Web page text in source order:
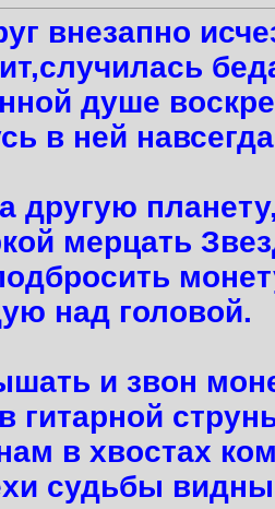
внезапно
душе
в ней
другую
мерцать
над головой.
и звон
гитарной
в хвостах
судьбы